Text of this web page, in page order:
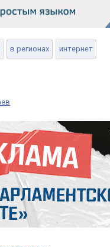
в регионах интернет